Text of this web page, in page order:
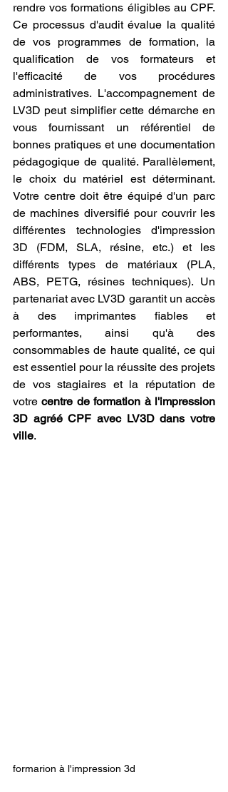
rendre vos formations éligibles au CPF.
Ce processus d'audit évalue la qualité
de vos programmes de formation, la
qualification de vos formateurs et
l'efficacité de vos procédures
administratives. L'accompagnement de
LV3D peut simplifier cette démarche en
vous fournissant un référentiel de
bonnes pratiques et une documentation
pédagogique de qualité. Parallèlement,
le choix du matériel est déterminant.
Votre centre doit être équipé d'un parc
de machines diversifié pour couvrir les
différentes technologies d'impression
3D (FDM, SLA, résine, etc.) et les
différents types de matériaux (PLA,
ABS, PETG, résines techniques). Un
partenariat avec LV3D garantit un accès
à des imprimantes fiables et
performantes, ainsi qu'à des
consommables de haute qualité, ce qui
est essentiel pour la réussite des projets
de vos stagiaires et la réputation de
votre centre de formation à l'impression
3D agréé CPF avec LV3D dans votre
ville.
formarion à l'impression 3d